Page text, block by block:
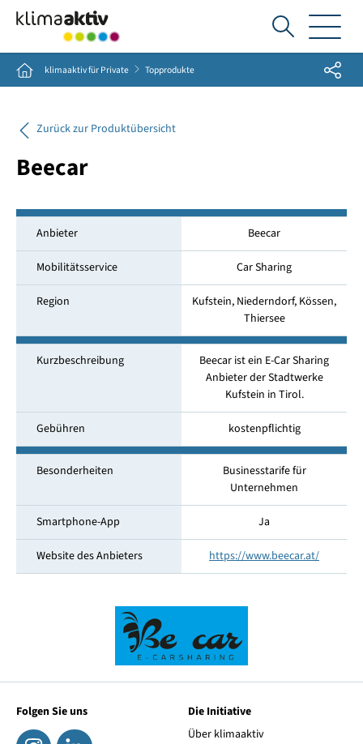
Ich
suche...
Home klimaaktiv für Private Topprodukte Share
Zurück zur Produktübersicht
Beecar
Anbieter Beecar
Mobilitätsservice Car Sharing
Region
Kufstein, Niederndorf, Kössen,
Thiersee
Kurzbeschreibung
Beecar ist ein E-Car Sharing
Anbieter der Stadtwerke
Kufstein in Tirol.
Gebühren kostenpflichtig
Besonderheiten
Businesstarife für
Unternehmen
Smartphone-App Ja
Website des Anbieters https://www.beecar.at/
Folgen Sie uns
Die Initiative
Über klimaaktiv